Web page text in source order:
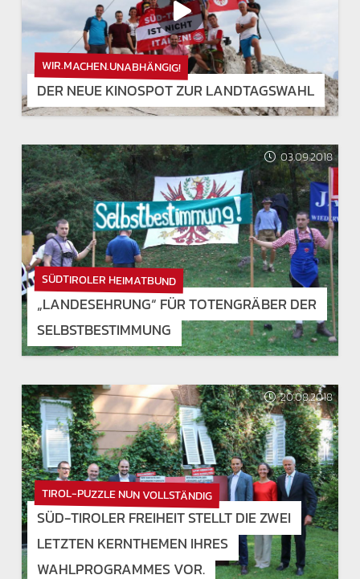
WIR.MACHEN.UNABHÄNGIG!
DER NEUE KINOSPOT ZUR LANDTAGSWAHL
03.09.2018
SÜDTIROLER HEIMATBUND
„LANDESEHRUNG“ FÜR TOTENGRÄBER DER
SELBSTBESTIMMUNG
20.08.2018
TIROL-PUZZLE NUN VOLLSTÄNDIG
SÜD-TIROLER FREIHEIT STELLT DIE ZWEI
LETZTEN KERNTHEMEN IHRES
WAHLPROGRAMMES VOR.